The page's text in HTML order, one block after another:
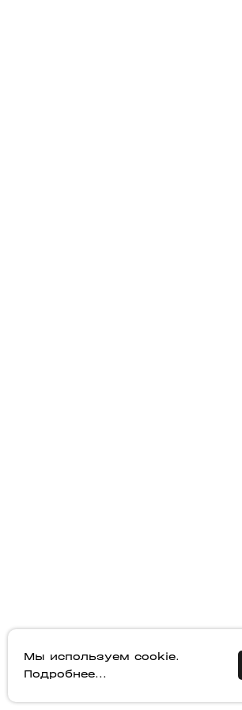
Мы используем cookie.
Подробнее...